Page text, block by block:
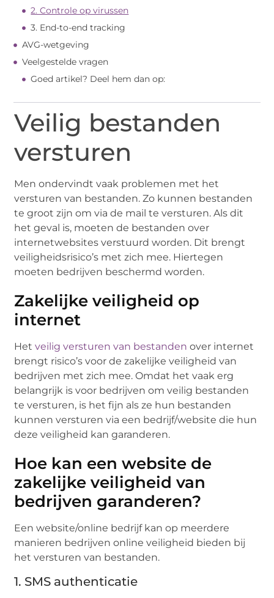
2. Controle op virussen
3. End-to-end tracking
AVG-wetgeving
Veelgestelde vragen
Goed artikel? Deel hem dan op:
Veilig bestanden
versturen
Men ondervindt vaak problemen met het
versturen van bestanden. Zo kunnen bestanden
te groot zijn om via de mail te versturen. Als dit
het geval is, moeten de bestanden over
internetwebsites verstuurd worden. Dit brengt
veiligheidsrisico’s met zich mee. Hiertegen
moeten bedrijven beschermd worden.
Zakelijke veiligheid op
internet
Hetveilig versturen van bestanden over internet
brengt risico’s voor de zakelijke veiligheid van
bedrijven met zich mee. Omdat het vaak erg
belangrijk is voor bedrijven om veilig bestanden
te versturen, is het fijn als ze hun bestanden
kunnen versturen via een bedrijf/website die hun
deze veiligheid kan garanderen.
Hoe kan een website de
zakelijke veiligheid van
bedrijven garanderen?
Een website/online bedrijf kan op meerdere
manieren bedrijven online veiligheid bieden bij
het versturen van bestanden.
1. SMS authenticatie